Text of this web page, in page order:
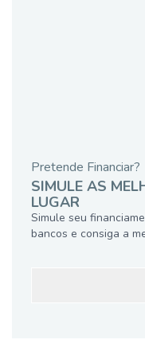
Pretende Financiar?
SIMULE AS
LUGAR
Simule seu
bancos e consiga a